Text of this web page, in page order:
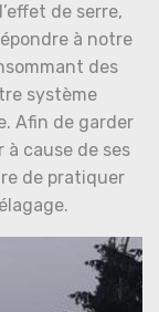
de serre,
à notre
des
système
Afin de garder
cause de ses
de pratiquer